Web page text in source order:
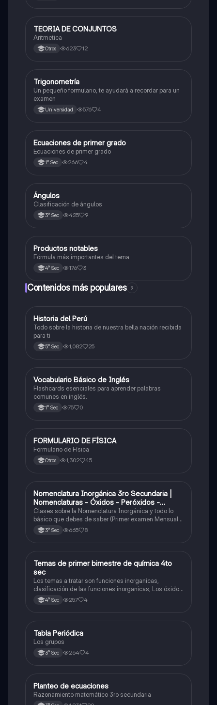
Matemáticas
TEORIA DE CONJUNTOS
Aritmetica
Otros 623 12
Matemáticas
Trigonometría
Un pequeño formulario, te ayudará a recordar para un
examen
Universidad 576 4
Matemáticas
Ecuaciones de primer grado
Ecuaciones de primer grado
1° Sec 266 4
Matemáticas
Ángulos
Clasificación de ángulos
3° Sec 425 9
Matemáticas
Productos notables
Fórmula más importantes del tema
4° Sec 176 3
Contenidos más populares 9
Ciencias Sociales
Historia del Perú
Todo sobre la historia de nuestra bella nación recibida
para ti
5° Sec 1,082 25
VInglés
Vocabulario Básico de Inglés
Flashcards esenciales para aprender palabras
comunes en inglés.
1° Sec 75 0
Física
FORMULARIO DE FÍSICA
Formulario de Física
Otros 1,302 45
Química
Nomenclatura Inorgánica 3ro Secundaria |
Nomenclaturas - Óxidos - Peróxidos -
Hidróxido o Bases
Clases sobre la Nomenclatura Inorgánica y todo lo
básico que debes de saber (Primer examen Mensual
2025)3° Sec 665 8
Química
Temas de primer bimestre de química 4to
sec
Los temas a tratar son funciones inorganicas,
clasificación de las funciones inorganicas, Los óxidos
y los óxidos ácidos
4° Sec 257 4
Química
Tabla Periódica
Los grupos
3° Sec 264 4
Matemáticas
Planteo de ecuaciones
Razonamiento matemático 3ro secundaria